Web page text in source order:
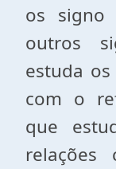
os signo
outros
estuda
com o
que